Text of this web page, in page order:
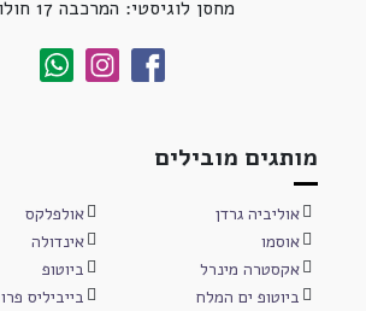
מחסן לוגיסטי: המרכבה 17 חולון
מותגים מובילים
אוליביה גרדן
אולפלקס
אוסמו
אינדולה
אקסטרה מינרל
ביוטופ
ביוטופ ים המלח
בייביליס פרו